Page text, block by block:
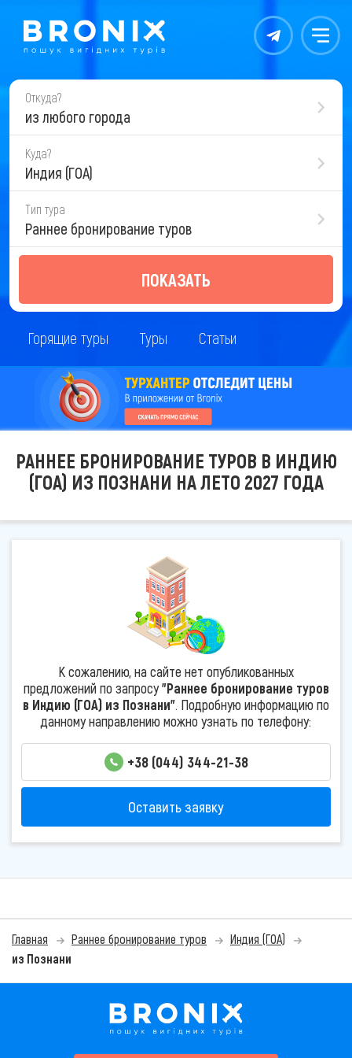
Контакты Меню
Откуда?
из любого города
Куда?
Индия (ГОА)
Тип тура
Раннее бронирование туров
ПОКАЗАТЬ
Горящие туры Туры Статьи
РАННЕЕ БРОНИРОВАНИЕ ТУРОВ В ИНДИЮ
(ГОА) ИЗ ПОЗНАНИ НА ЛЕТО 2027 ГОДА
К сожалению, на сайте нет опубликованных
предложений по запросу"Раннее бронирование туров
в Индию (ГОА) из Познани". Подробную информацию по
данному направлению можно узнать по телефону:
+38 (044) 344-21-38
Оставить заявку
Главная Раннее бронирование туров
Индия (ГОА)
из Познани